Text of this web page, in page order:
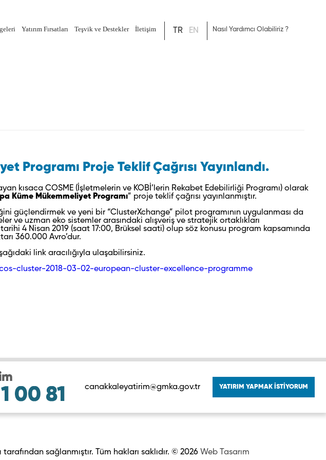
Yatırım Fırsatları Teşvik ve Destekler İletişim TR EN
Programı Proje Teklif Çağrısı Yayınlandı.
kısaca COSME (İşletmelerin ve KOBİ’lerin Rekabet Edebilirliği Programı) olarak
Küme Mükemmeliyet Programı” proje teklif çağrısı yayınlanmıştır.
güçlendirmek ve yeni bir “ClusterXchange” pilot programının uygulanması da
ve uzman eko sistemler arasındaki alışveriş ve stratejik ortaklıkları
4 Nisan 2019 (saat 17:00, Brüksel saati) olup söz konusu program kapsamında
360.000 Avro’dur.
link aracılığıyla ulaşabilirsiniz.
cluster-2018-03-02-european-cluster-excellence-programme
canakkaleyatirim@gmka.gov.tr YATIRIM YAPMAK İSTİYORUM
sağlanmıştır. Tüm hakları saklıdır. © 2026 Web Tasarım